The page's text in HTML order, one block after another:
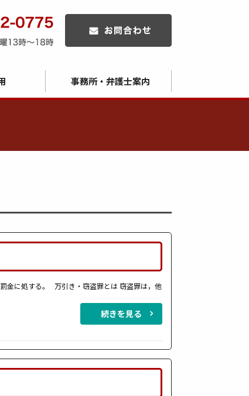
事務所・弁護士案内
金に処する。 万引き・窃盗罪とは 窃盗罪は，他
続きを見る